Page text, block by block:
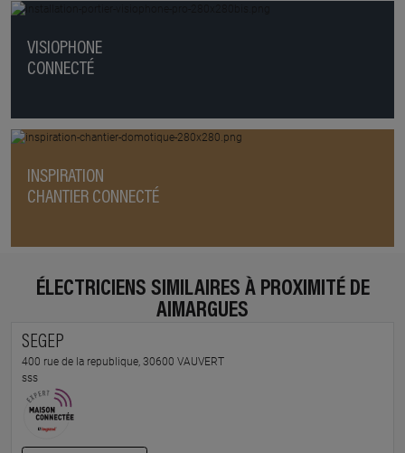
VISIOPHONE
CONNECTÉ
INSPIRATION
CHANTIER CONNECTÉ
ÉLECTRICIENS SIMILAIRES À PROXIMITÉ DE
AIMARGUES
SEGEP
400 rue de la republique, 30600 VAUVERT
sss